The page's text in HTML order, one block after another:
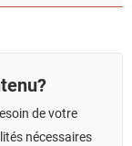
de votre
nécessaires